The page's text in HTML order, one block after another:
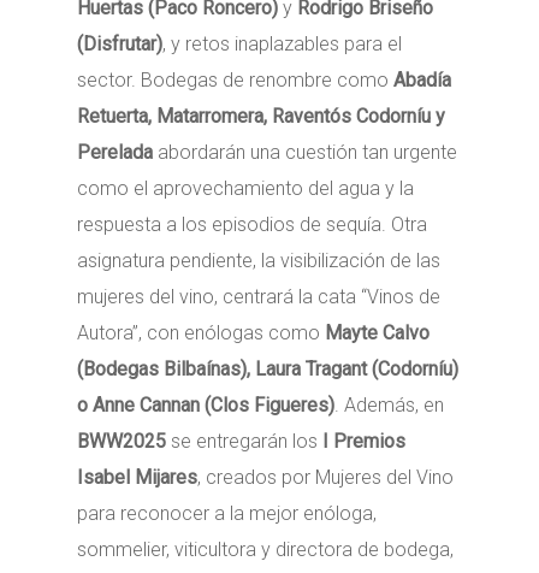
Huertas (Paco Roncero) y Rodrigo Briseño
(Disfrutar), y retos inaplazables para el
sector. Bodegas de renombre como Abadía
Retuerta, Matarromera, Raventós Codorníu y
Perelada abordarán una cuestión tan urgente
como el aprovechamiento del agua y la
respuesta a los episodios de sequía. Otra
asignatura pendiente, la visibilización de las
mujeres del vino, centrará la cata “Vinos de
Autora”, con enólogas como Mayte Calvo
(Bodegas Bilbaínas), Laura Tragant (Codorníu)
o Anne Cannan (Clos Figueres). Además, en
BWW2025 se entregarán los I Premios
Isabel Mijares, creados por Mujeres del Vino
para reconocer a la mejor enóloga,
sommelier, viticultora y directora de bodega,